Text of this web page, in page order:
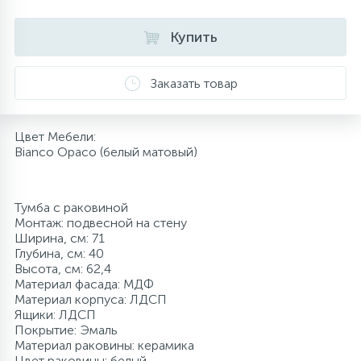
Напольные смесители
10
Купить
Заказать товар
Цвет Мебели:
Bianco Opaco (белый матовый)
Тумба с раковиной
Монтаж: подвесной на стену
Ширина, см: 71
Глубина, см: 40
Высота, см: 62,4
Материал фасада: МДФ
Материал корпуса: ЛДСП
Ящики: ЛДСП
Покрытие: Эмаль
Материал раковины: керамика